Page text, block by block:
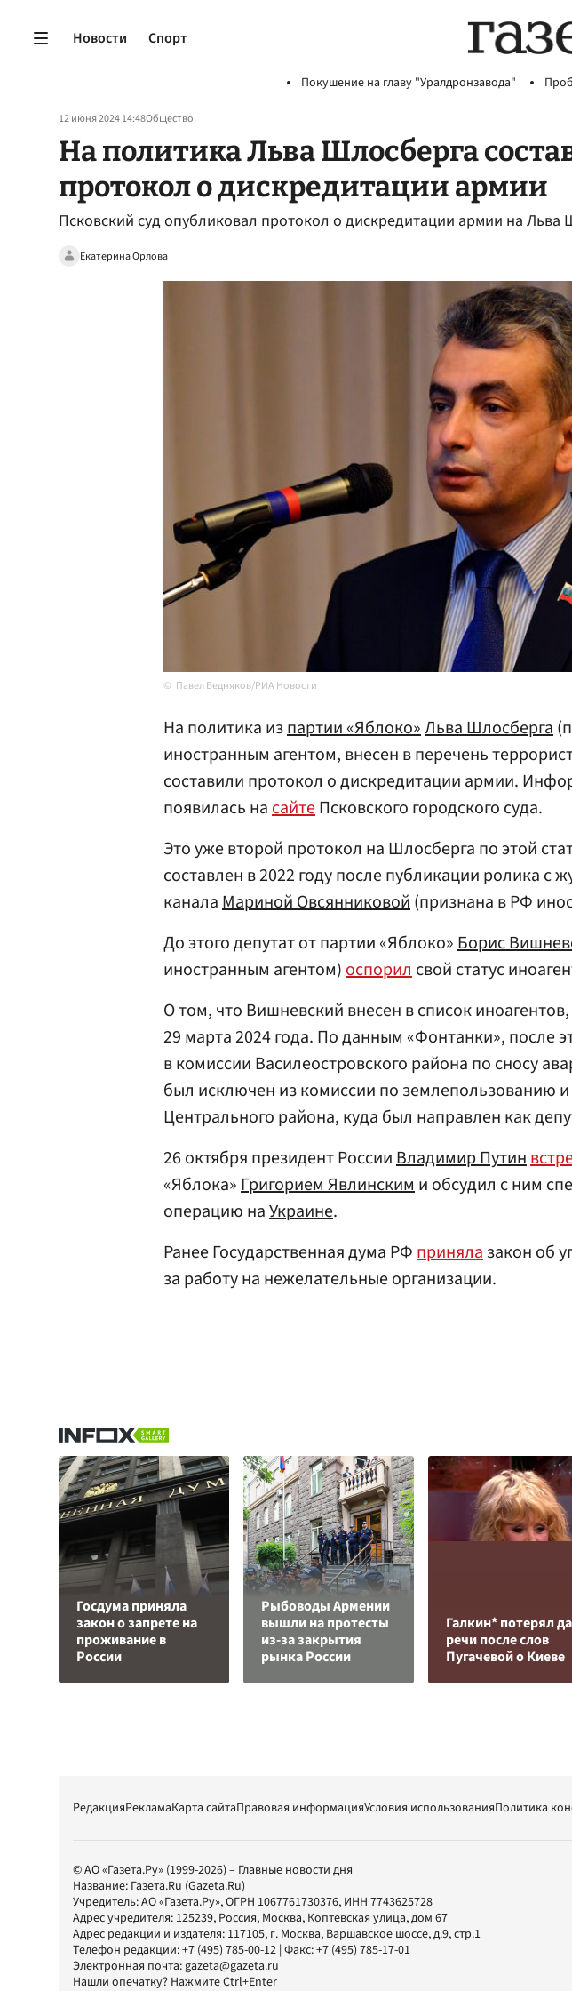
Новости Спорт
Покушение на главу "Уралдронзавода"
12 июня 2024 14:48Общество
На политика Льва Шлосберга
протокол о дискредитации армии
Псковский суд опубликовал протокол о дискредитации армии на Льва
Екатерина Орлова
Павел Бедняков/РИА Новости
На политика изпартии «Яблоко»Льва Шлосберга
иностранным агентом, внесен в перечень
составили протокол о дискредитации армии.
появилась насайтеПсковского городского суда.
Это уже второй протокол на Шлосберга по этой
составлен в 2022 году после публикации ролика с
каналаМариной Овсянниковой(признана в РФ
До этого депутат от партии «Яблоко»Борис
иностранным агентом)оспорилсвой статус
О том, что Вишневский внесен в список
29 марта 2024 года. По данным «Фонтанки», после
в комиссии Василеостровского района по сносу
был исключен из комиссии по землепользованию и
Центрального района, куда был направлен как
26 октября президент РоссииВладимир Путин
«Яблока»Григорием Явлинскими обсудил с ним
операцию наУкраине.
Ранее Государственная дума РФпринялазакон об
за работу на нежелательные организации.
Госдума приняла
закон о запрете на
проживание в
России
Рыбоводы Армении
вышли на протесты
из-за закрытия
рынка России
Галкин* потерял
речи после слов
Пугачевой о Киеве
РедакцияРекламаКарта сайтаПравовая информацияУсловия использованияПолитика
© АО «Газета.Ру» (1999-2026) – Главные новости дня
Название: Газета.Ru (Gazeta.Ru)
Учредитель:АО «Газета.Ру», ОГРН 1067761730376, ИНН 7743625728
Адрес учредителя: 125239, Россия, Москва, Коптевская улица, дом 67
Адрес редакции и издателя: 117105, г. Москва, Варшавское шоссе, д.9, стр.1
Телефон редакции:+7 (495) 785-00-12 | Факс:+7 (495) 785-17-01
Электронная почта:gazeta@gazeta.ru
Нашли опечатку? Нажмите Ctrl+Enter